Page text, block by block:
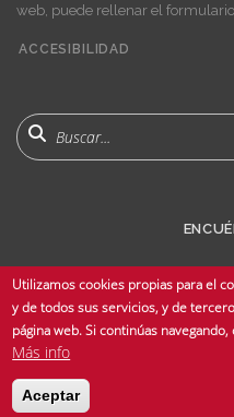
web, puede rellenar el
menu
ACCESIBILIDAD
Buscar
© Copyright 2025 Universidad de
Utilizamos cookies propias para el
y de todos sus servicios, y de
página web. Si continúas
Más info
Aceptar